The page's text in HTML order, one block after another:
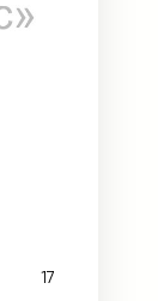
17